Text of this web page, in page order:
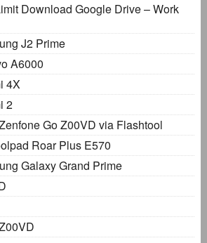
Download Google Drive – Work
J2 Prime
A6000
4X
2
Go Z00VD via Flashtool
Roar Plus E570
Galaxy Grand Prime